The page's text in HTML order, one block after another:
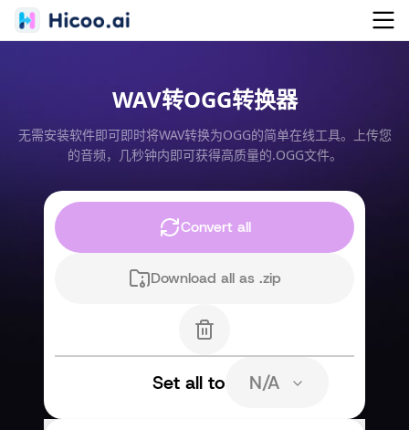
WAV转OGG转换器
无需安装软件即可即时将WAV转换为OGG的简单在线工具。上传您
的音频，几秒钟内即可获得高质量的.OGG文件。